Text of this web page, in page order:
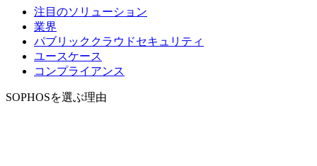
注目のソリューション
業界
パブリッククラウドセキュリティ
ユースケース
コンプライアンス
SOPHOSを選ぶ理由